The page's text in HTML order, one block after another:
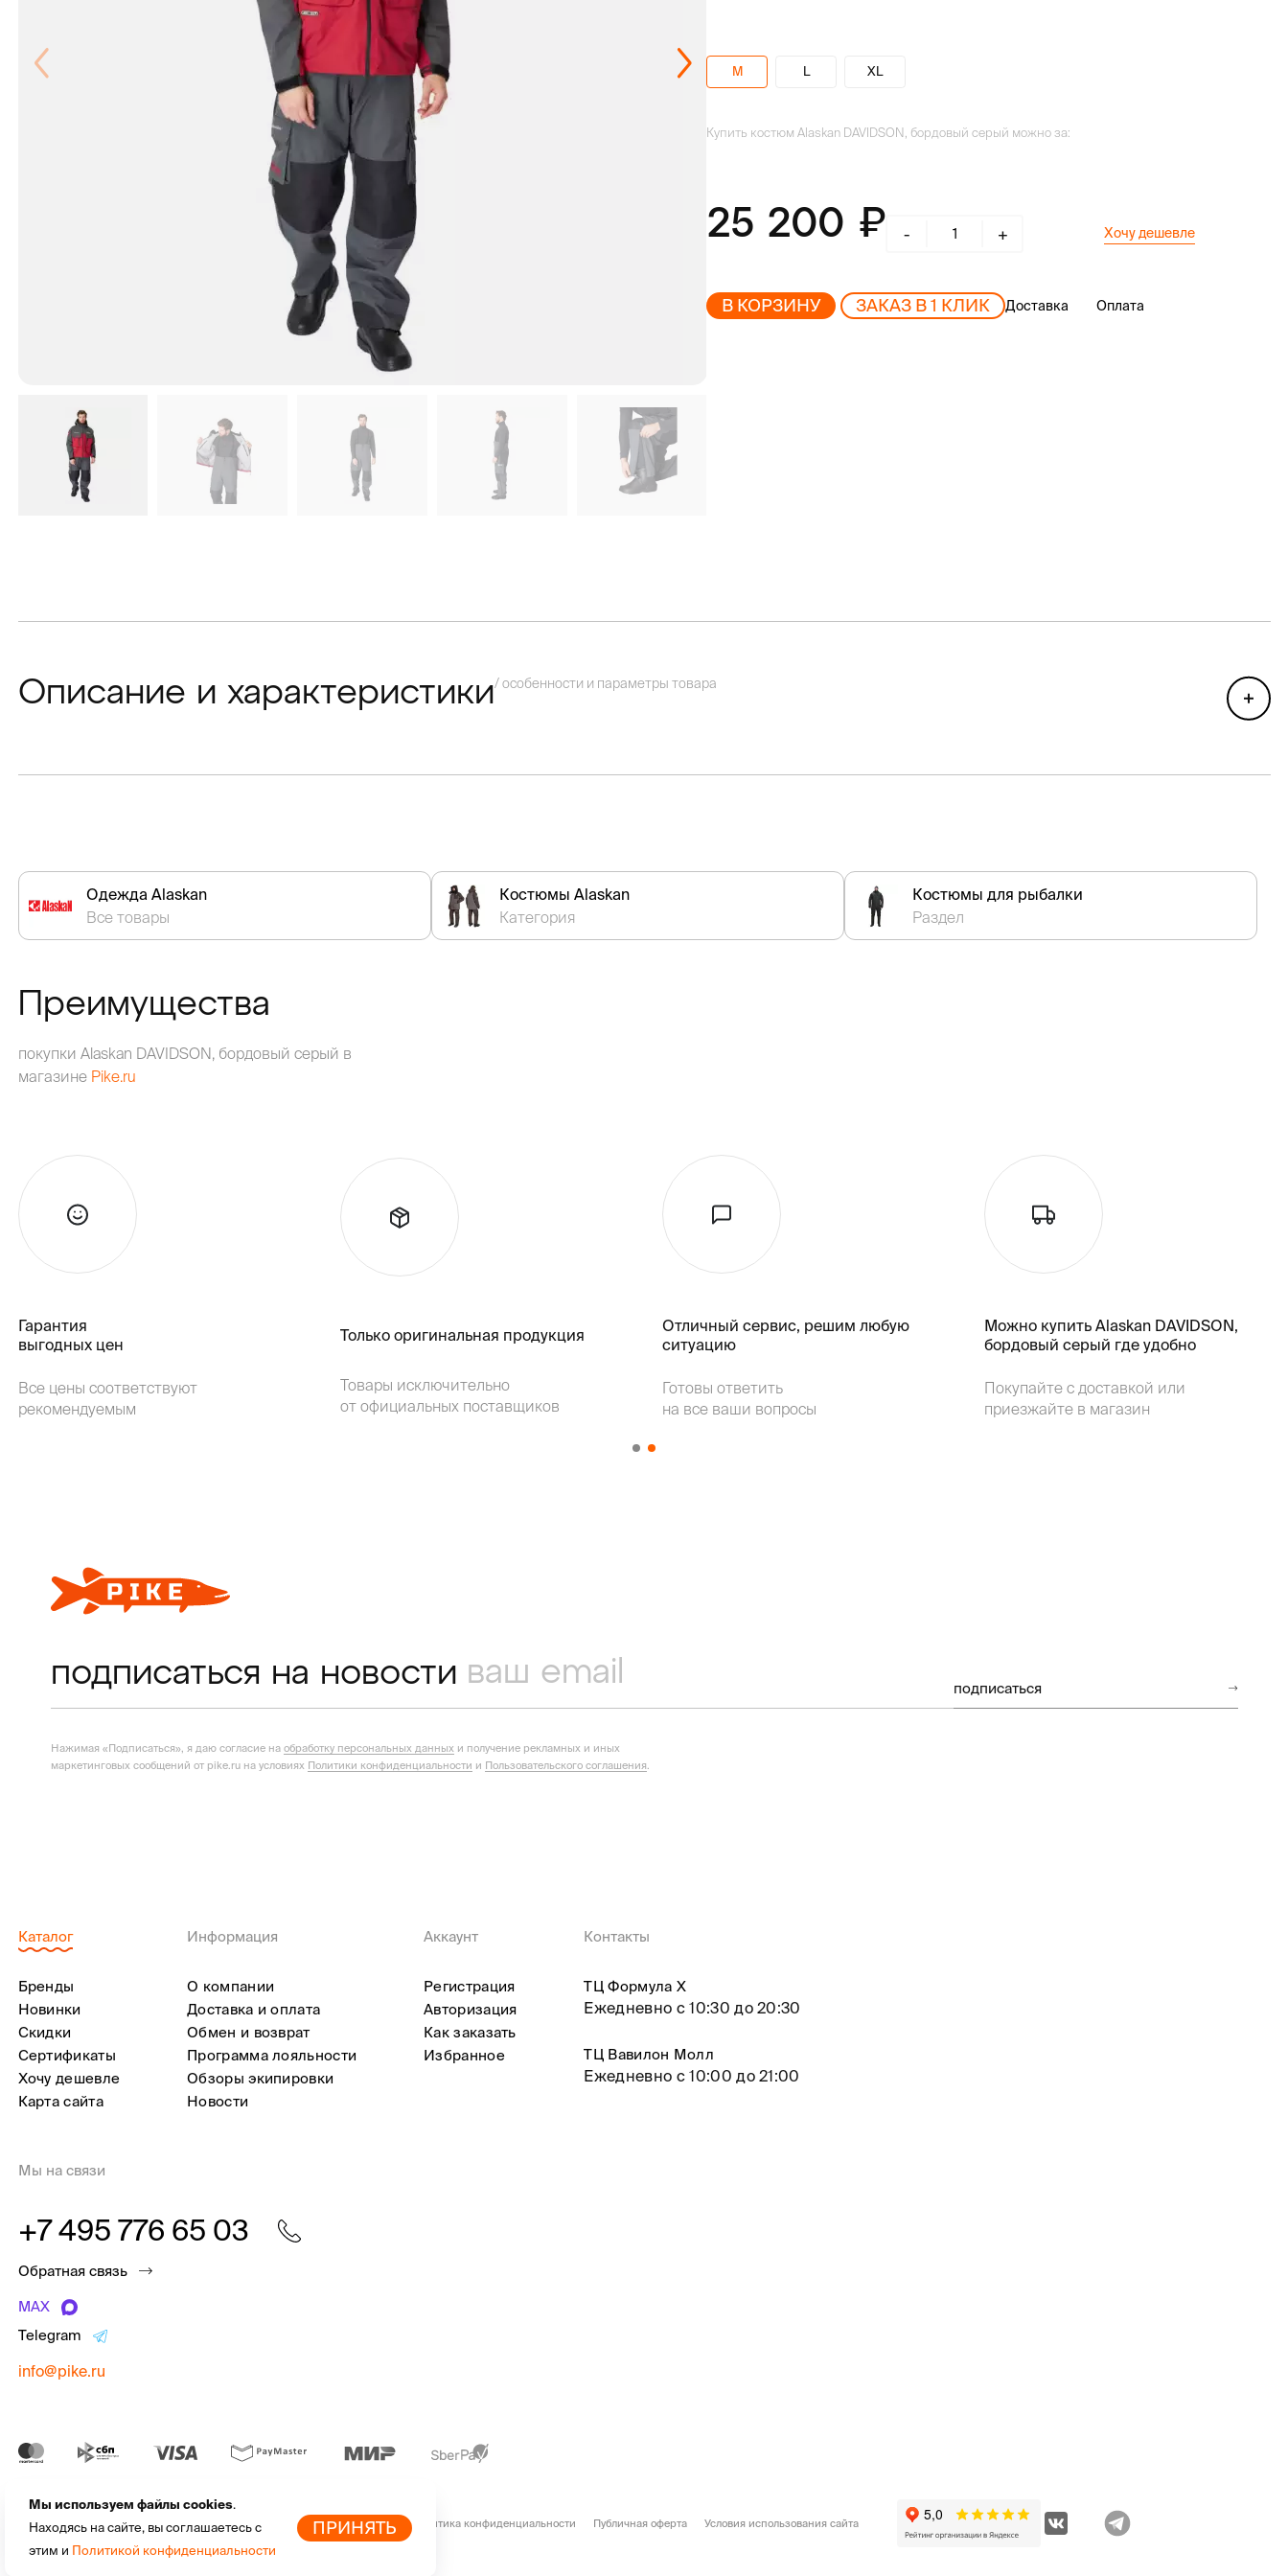
M L XL
Купить костюм Alaskan DAVIDSON, бордовый серый можно за:
25 200 - + Хочу дешевле
В КОРЗИНУ ЗАКАЗ В 1 КЛИК Доставка Оплата
Описание и характеристики/ особенности и параметры товара
Одежда Alaskan
Все товары
Костюмы Alaskan
Категория
Костюмы для рыбалки
Раздел
Преимущества
покупки Alaskan DAVIDSON, бордовый серый в
магазине Pike.ru
Гарантия
выгодных цен
Все цены соответствуют
рекомендуемым
Только оригинальная продукция
Товары исключительно
от официальных поставщиков
Отличный сервис, решим любую
ситуацию
Готовы ответить
на все ваши вопросы
Можно купить Alaskan DAVIDSON,
бордовый серый где удобно
Покупайте с доставкой или
приезжайте в магазин
подписаться на новости подписаться
Нажимая «Подписаться», я даю согласие на обработку персональных данных и получение рекламных и иных
маркетинговых сообщений от pike.ru на условиях Политики конфиденциальности и Пользовательского соглашения
Каталог
Бренды
Новинки
Скидки
Сертификаты
Хочу дешевле
Карта сайта
Информация
О компании
Доставка и оплата
Обмен и возврат
Программа лояльности
Обзоры экипировки
Новости
Аккаунт
Регистрация
Авторизация
Как заказать
Избранное
Контакты
ТЦ Формула X
Ежедневно с 10:30 до 20:30
ТЦ Вавилон Молл
Ежедневно с 10:00 до 21:00
Мы на связи
+7 495 776 65 03
Обратная связь
MAX
Telegram
info@pike.ru
pike.ru © 2010 - 2026 | Высококачественная
активного отдыхаот мировых брендов
Политика конфиденциальности Публичная оферта Условия использования сайта
Мы используем файлы cookies.
Находясь на сайте, вы соглашаетесь с
этим и Политикой конфиденциальности
ПРИНЯТЬ